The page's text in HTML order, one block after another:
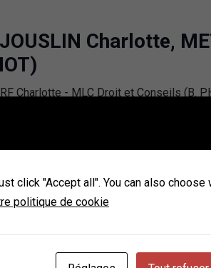
Charlotte,
click "Accept all". You can also
politique de cookie